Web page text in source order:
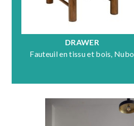
DRAWER
Fauteuil en tissu et bois, Nubo